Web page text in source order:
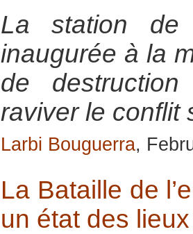
La station de
inaugurée à la
de
raviver le conflit
Larbi Bouguerra,
La Bataille de
un état des